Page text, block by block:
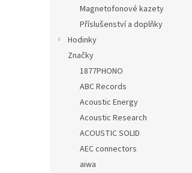
Magnetofonové kazety
Příslušenství a doplňky
Hodinky
Značky
1877PHONO
ABC Records
Acoustic Energy
Acoustic Research
ACOUSTIC SOLID
AEC connectors
aiwa